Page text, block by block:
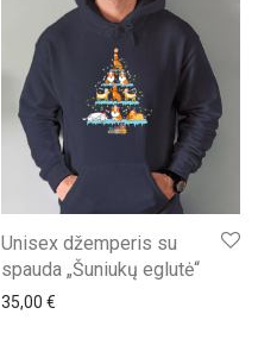
Unisex džemperis su
spauda „Šuniukų eglutė“
35,00 €